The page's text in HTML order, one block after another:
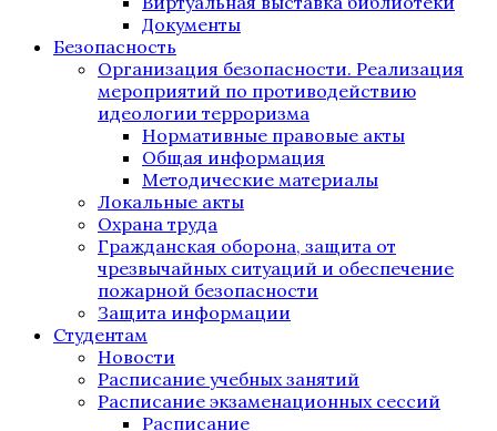
Документы
Безопасность
Организация безопасности. Реализация
мероприятий по противодействию
идеологии терроризма
Нормативные правовые акты
Общая информация
Методические материалы
Локальные акты
Охрана труда
Гражданская оборона, защита от
чрезвычайных ситуаций и обеспечение
пожарной безопасности
Защита информации
Студентам
Новости
Расписание учебных занятий
Расписание экзаменационных сессий
Расписание